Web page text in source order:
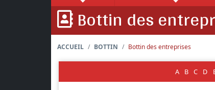
Bottin des
ACCUEIL BOTTIN Bottin des entreprises
A B C D